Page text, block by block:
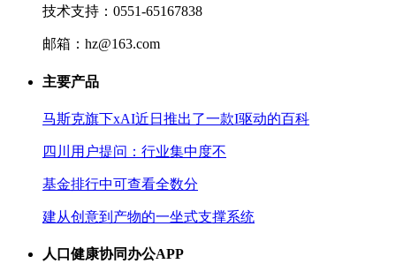
技术支持：0551-65167838
邮箱：hz@163.com
主要产品
马斯克旗下xAI近日推出了一款I驱动的百科
四川用户提问：行业集中度不
基金排行中可查看全数分
建从创意到产物的一坐式支撑系统
人口健康协同办公APP